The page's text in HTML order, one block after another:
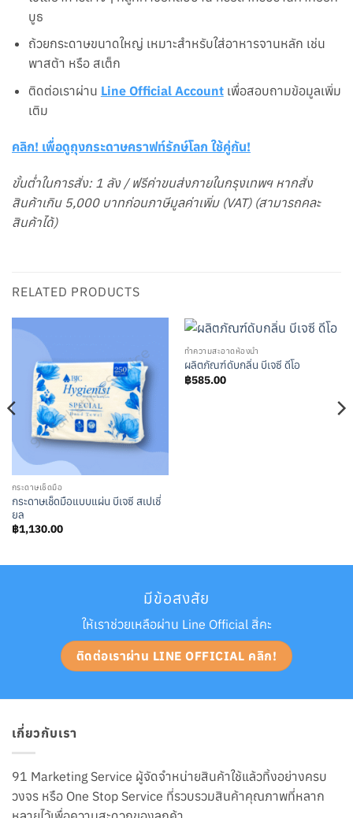
บูธ
ถ้วยกระดาษขนาดใหญ่ เหมาะสำหรับใส่อาหารจานหลัก เช่น
พาสต้า หรือ สเต็ก
ติดต่อเราผ่าน Line Official Accountเพื่อสอบถามข้อมูลเพิ่ม
เติม
คลิก! เพื่อดูถุงกระดาษคราฟท์รักษ์โลก ใช้คู่กัน!
ขั้นต่ำในการสั่ง: 1 ลัง / ฟรีค่าขนส่งภายในกรุงเทพฯ หากสั่ง
สินค้าเกิน 5,000 บาทก่อนภาษีมูลค่าเพิ่ม (VAT) (สามารถคละ
สินค้าได้)
RELATED PRODUCTS
กระดาษเช็ดมือ
กระดาษเช็ดมือแบบแผ่น บีเจซี สเปเชี่
ยล
฿1,130.00
ทำความสะอาดห้องน้ำ
ผลิตภัณฑ์ดับกลิ่น บีเจซี ดีโอ
฿585.00
มีข้อสงสัย
ให้เราช่วยเหลือผ่าน Line Official สิ่คะ
ติดต่อเราผ่าน LINE OFFICIAL คลิก!
เกี่ยวกับเรา
91 Marketing Service ผู้จัดจำหน่ายสินค้าใช้แล้วทิ้งอย่างครบ
วงจร หรือ One Stop Service ที่รวบรวมสินค้าคุณภาพที่หลาก